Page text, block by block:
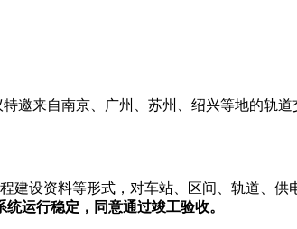
邀来自南京、广州、苏州、绍兴等地的轨
设资料等形式，对车站、区间、轨道、
统运行稳定，同意通过竣工验收。